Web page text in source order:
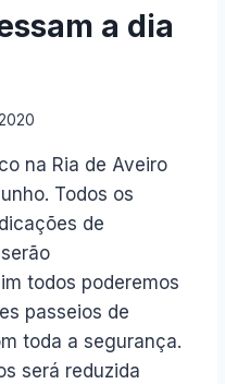
a dia
na Ria de Aveiro
Todos os
de
todos poderemos
passeios de
toda a segurança.
será reduzida